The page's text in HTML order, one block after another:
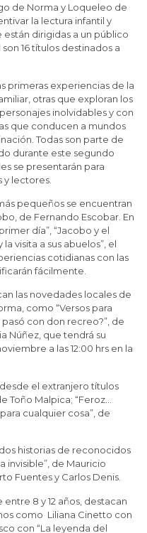
de Norma y Loqueleo de
la lectura infantil y
dirigidas a un público
16 títulos destinados a
primeras experiencias de la
otras que exploran los
inolvidables y con
que conducen a mundos
Todas son parte de
durante este segundo
se presentarán para
lectores.
pequeños se encuentran
de Fernando Escobar. En
día”, “Jacobo y el
visita a sus abuelos”, el
cotidianas con las
fácilmente.
las novedades locales de
como “Versos para
pasó con don recreo?”, de
Núñez, que tendrá su
a las 12:00 hrs en la
el extranjero títulos
Toño Malpica; “Feroz…
cualquier cosa”, de
historias de reconocidos
invisible”, de Mauricio
Fuentes y Carlos Denis.
8 y 12 años, destacan
como Liliana Cinetto con
con “La leyenda del